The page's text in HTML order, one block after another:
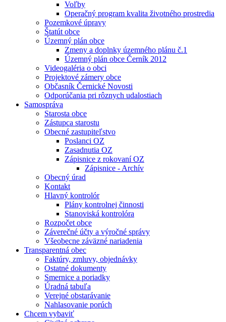
Voľby
Operačný program kvalita životného prostredia
Pozemkové úpravy
Štatút obce
Územný plán obce
Zmeny a doplnky územného plánu č.1
Územný plán obce Černík 2012
Videogaléria o obci
Projektové zámery obce
Občasník Černické Novosti
Odporúčania pri rôznych udalostiach
Samospráva
Starosta obce
Zástupca starostu
Obecné zastupiteľstvo
Poslanci OZ
Zasadnutia OZ
Zápisnice z rokovaní OZ
Zápisnice - Archív
Obecný úrad
Kontakt
Hlavný kontrolór
Plány kontrolnej činnosti
Stanoviská kontrolóra
Rozpočet obce
Záverečné účty a výročné správy
Všeobecne záväzné nariadenia
Transparentná obec
Faktúry, zmluvy, objednávky
Ostatné dokumenty
Smernice a poriadky
Úradná tabuľa
Verejné obstarávanie
Nahlasovanie porúch
Chcem vybaviť